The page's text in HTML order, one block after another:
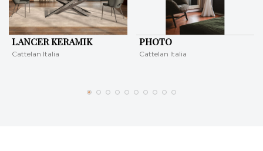
LANCER KERAMIK
Cattelan Italia
PHOTO
Cattelan Italia